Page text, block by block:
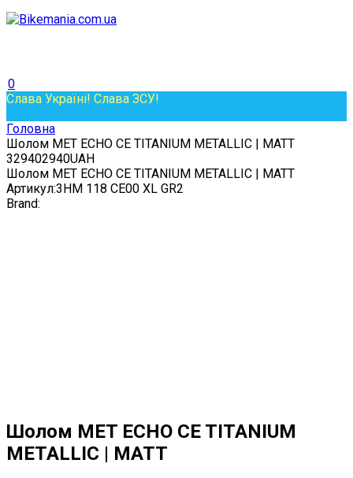
0
Слава Україні! Слава ЗСУ!
Головна
Шолом MET ECHO CE TITANIUM METALLIC | MATT
329402940UAH
Шолом MET ECHO CE TITANIUM METALLIC | MATT
Артикул:3HM 118 CE00 XL GR2
Brand:
Шолом MET ECHO CE TITANIUM
METALLIC | MATT